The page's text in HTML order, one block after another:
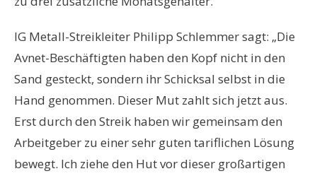
IG Metall-Streikleiter Philipp Schlemmer sagt: „Die
Avnet-Beschäftigten haben den Kopf nicht in den
Sand gesteckt, sondern ihr Schicksal selbst in die
Hand genommen. Dieser Mut zahlt sich jetzt aus.
Erst durch den Streik haben wir gemeinsam den
Arbeitgeber zu einer sehr guten tariflichen Lösung
bewegt. Ich ziehe den Hut vor dieser großartigen